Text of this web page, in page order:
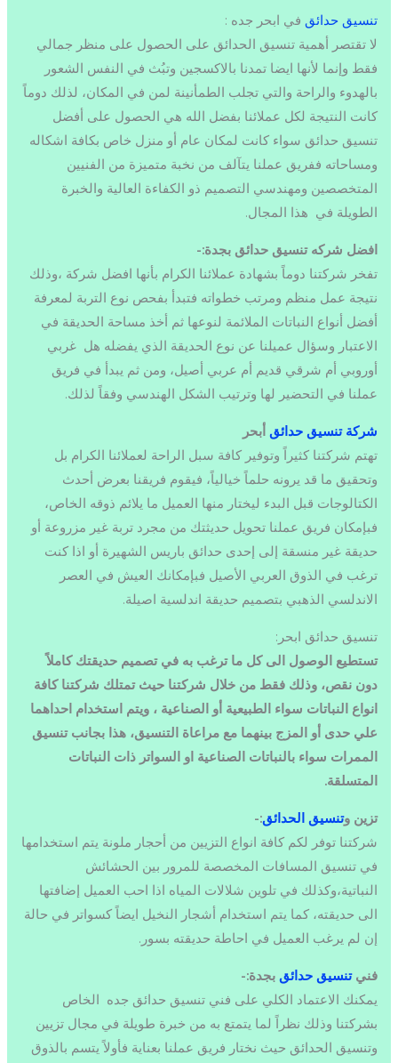
تنسيق حدائق في ابحر جده :
لا تقتصر أهمية تنسيق الحدائق على الحصول على منظر جمالي
فقط وإنما لأنها ايضا تمدنا بالاكسجين وتبُث في النفس الشعور
بالهدوء والراحة والتي تجلب الطمأنينة لمن في المكان، لذلك دوماً
كانت النتيجة لكل عملائنا بفضل الله هي الحصول على أفضل
تنسيق حدائق سواء كانت لمكان عام أو منزل خاص بكافة اشكاله
ومساحاته ففريق عملنا يتآلف من نخبة متميزة من الفنيين
المتخصصين ومهندسي التصميم ذو الكفاءة العالية والخبرة
الطويلة في هذا المجال.
افضل شركه تنسيق حدائق بجدة:-
تفخر شركتنا دوماً بشهادة عملائنا الكرام بأنها افضل شركة ،وذلك
نتيجة عمل منظم ومرتب خطواته فتبدأ بفحص نوع التربة لمعرفة
أفضل أنواع النباتات الملائمة لنوعها ثم أخذ مساحة الحديقة في
الاعتبار وسؤال عميلنا عن نوع الحديقة الذي يفضله هل غربي
أوروبي أم شرقي قديم أم عربي أصيل، ومن ثم يبدأ في فريق
عملنا في التحضير لها وترتيب الشكل الهندسي وفقاً لذلك.
شركة تنسيق حدائق أبحر
تهتم شركتنا كثيراً وتوفير كافة سبل الراحة لعملائنا الكرام بل
وتحقيق ما قد يرونه حلماً خيالياً، فيقوم فريقنا بعرض أحدث
الكتالوجات قبل البدء ليختار منها العميل ما يلائم ذوقه الخاص،
فبإمكان فريق عملنا تحويل حديثتك من مجرد تربة غير مزروعة أو
حديقة غير منسقة إلى إحدى حدائق باريس الشهيرة أو اذا كنت
ترغب في الذوق العربي الأصيل فبإمكانك العيش في العصر
الاندلسي الذهبي بتصميم حديقة اندلسية اصيلة.
تنسيق حدائق ابحر:
تستطيع الوصول الى كل ما ترغب به في تصميم حديقتك كاملاً
دون نقص، وذلك فقط من خلال شركتنا حيث تمتلك شركتنا كافة
انواع النباتات سواء الطبيعية أو الصناعية ، ويتم استخدام احداهما
علي حدى أو المزج بينهما مع مراعاة التنسيق، هذا بجانب تنسيق
الممرات سواء بالنباتات الصناعية او السواتر ذات النباتات
المتسلقة.
تزين وتنسيق الحدائق:-
شركتنا توفر لكم كافة انواع التزيين من أحجار ملونة يتم استخدامها
في تنسيق المسافات المخصصة للمرور بين الحشائش
النباتية،وكذلك في تلوين شلالات المياه اذا احب العميل إضافتها
الى حديقته، كما يتم استخدام أشجار النخيل ايضاً كسواتر في حالة
إن لم يرغب العميل في احاطة حديقته بسور.
فني تنسيق حدائق بجدة:-
يمكنك الاعتماد الكلي على فني تنسيق حدائق جده الخاص
بشركتنا وذلك نظراً لما يتمتع به من خبرة طويلة في مجال تزيين
وتنسيق الحدائق حيث نختار فريق عملنا بعناية فأولاً يتسم بالذوق